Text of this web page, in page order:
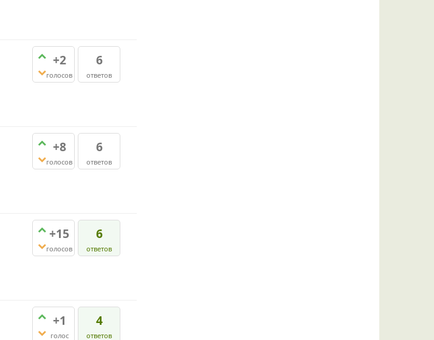
+2
голосов
6
ответов
+8
голосов
6
ответов
+15
голосов
6
ответов
+1
голос
4
ответов